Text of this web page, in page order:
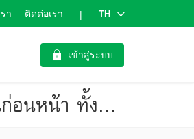
า ติดต่อเรา | TH
เข้าสู่ระบบ
ภาวะเศรษฐกิจและการครองชีพของครัวเรือน (KR-ECI) ในเดือนก.ย.65 ทรงตัวจากเดือนก่อนหน้า ทั้งนี้ ติดตามสถานการณ์น้ำท่วมเข้ามาเป็นปัจจัยเสี่ยงสำคัญต่อภาวะต่อรายได้และค่าใช้จ่ายของครัวเรือน